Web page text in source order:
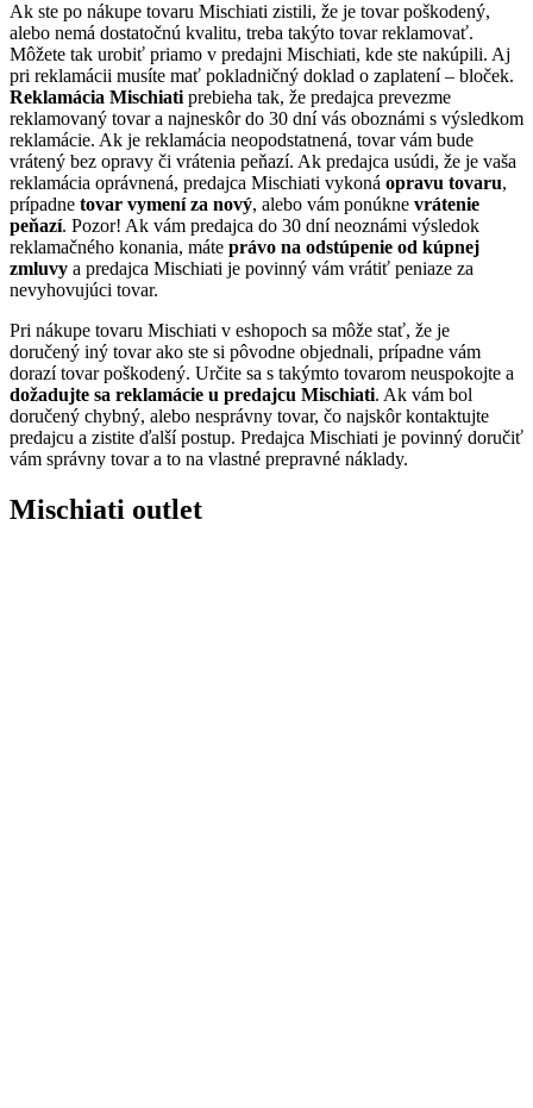
Ak ste po nákupe tovaru Mischiati zistili, že je tovar poškodený,
alebo nemá dostatočnú kvalitu, treba takýto tovar reklamovať.
Môžete tak urobiť priamo v predajni Mischiati, kde ste nakúpili. Aj
pri reklamácii musíte mať pokladničný doklad o zaplatení – bloček.
Reklamácia Mischiati prebieha tak, že predajca prevezme
reklamovaný tovar a najneskôr do 30 dní vás oboznámi s výsledkom
reklamácie. Ak je reklamácia neopodstatnená, tovar vám bude
vrátený bez opravy či vrátenia peňazí. Ak predajca usúdi, že je vaša
reklamácia oprávnená, predajca Mischiati vykoná opravu tovaru,
prípadne tovar vymení za nový, alebo vám ponúkne vrátenie
peňazí. Pozor! Ak vám predajca do 30 dní neoznámi výsledok
reklamačného konania, máte právo na odstúpenie od kúpnej
zmluvy a predajca Mischiati je povinný vám vrátiť peniaze za
nevyhovujúci tovar.
Pri nákupe tovaru Mischiati v eshopoch sa môže stať, že je
doručený iný tovar ako ste si pôvodne objednali, prípadne vám
dorazí tovar poškodený. Určite sa s takýmto tovarom neuspokojte a
dožadujte sa reklamácie u predajcu Mischiati. Ak vám bol
doručený chybný, alebo nesprávny tovar, čo najskôr kontaktujte
predajcu a zistite ďalší postup. Predajca Mischiati je povinný doručiť
vám správny tovar a to na vlastné prepravné náklady.
Mischiati outlet